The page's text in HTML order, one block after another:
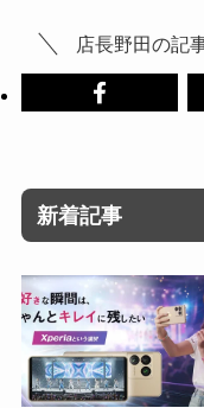
店長野田の記
新着記事